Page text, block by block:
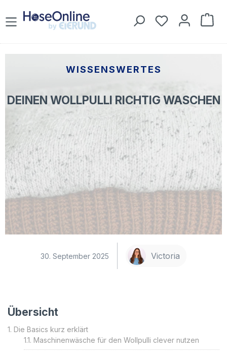
Zum Hauptinhalt springen Du hast 0
WISSENSWERTES
DEINEN WOLLPULLI RICHTIG WASCHEN
30. September 2025 Victoria
Übersicht
Die Basics kurz erklärt
Maschinenwäsche für den Wollpulli clever nutzen